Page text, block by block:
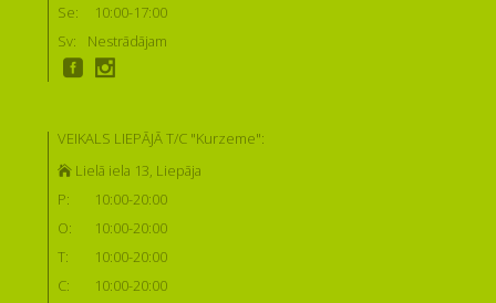
Se:
10:00-17:00
Sv:
Nestrādājam
VEIKALS LIEPĀJĀ T/C "Kurzeme":
Lielā iela 13, Liepāja
P:
10:00-20:00
O:
10:00-20:00
T:
10:00-20:00
C:
10:00-20:00